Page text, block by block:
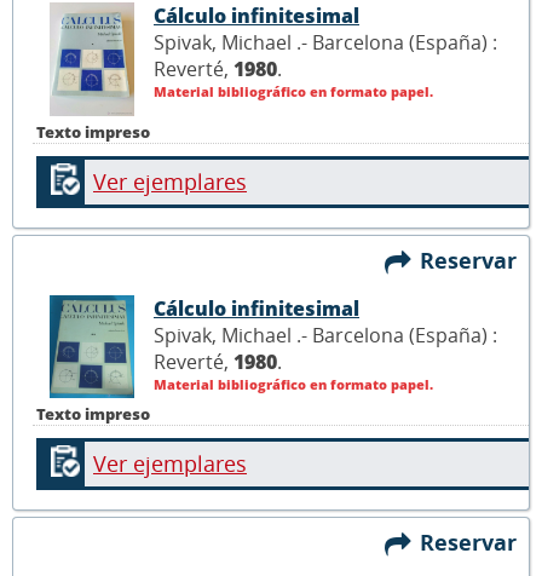
Texto impreso
Cálculo infinitesimal
Spivak, Michael .- Barcelona (España) :
Reverté, 1980.
Material bibliográfico en formato papel.
Ver ejemplares
Reservar
Texto impreso
Cálculo infinitesimal
Spivak, Michael .- Barcelona (España) :
Reverté, 1980.
Material bibliográfico en formato papel.
Ver ejemplares
Reservar